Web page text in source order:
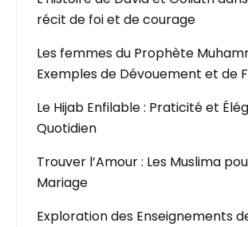
récit de foi et de courage
Les femmes du Prophète
Exemples de Dévouement et de
Le Hijab Enfilable : Praticité et
Quotidien
Trouver l’Amour : Les Muslima
Mariage
Exploration des Enseignements